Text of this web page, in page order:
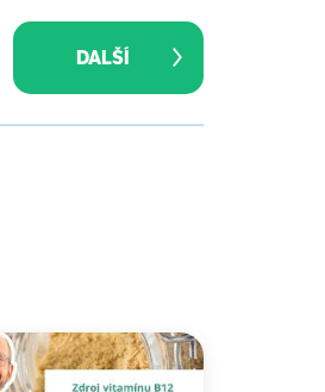
Study for
6.
DALŠÍ